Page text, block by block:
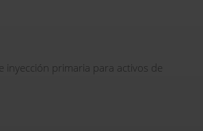
inyección primaria para activos de